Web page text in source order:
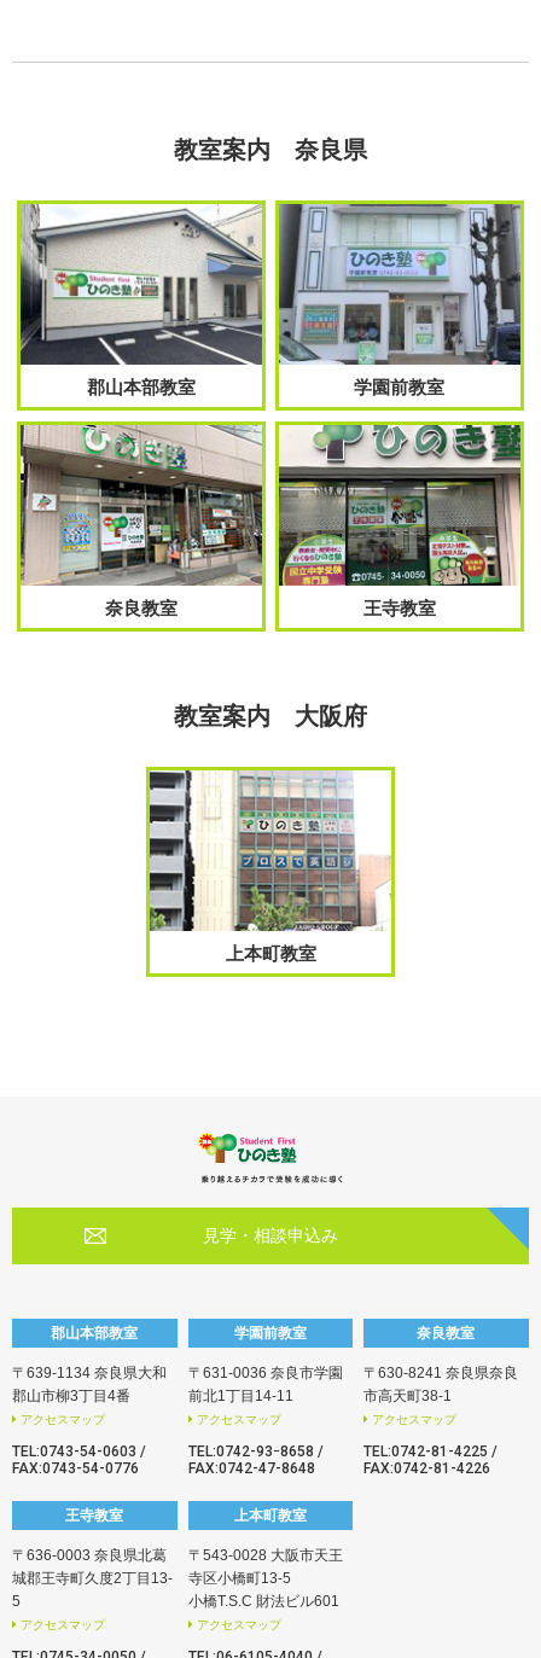
教室案内 奈良県
郡山本部教室 学園前教室
奈良教室 王寺教室
教室案内 大阪府
上本町教室
見学・相談申込み
郡山本部教室
〒639-1134 奈良県大和
郡山市柳3丁目4番
アクセスマップ
TEL:0743-54-0603 /
FAX:0743-54-0776
学園前教室
〒631-0036 奈良市学園
前北1丁目14-11
アクセスマップ
TEL:0742-93ｰ8658 /
FAX:0742-47-8648
奈良教室
〒630-8241 奈良県奈良
市高天町38-1
アクセスマップ
TEL:0742-81-4225 /
FAX:0742-81-4226
王寺教室
〒636-0003 奈良県北葛
城郡王寺町久度2丁目13-
5
アクセスマップ
上本町教室
〒543-0028 大阪市天王
寺区小橋町13-5
小橋T.S.C 財法ビル601
アクセスマップ